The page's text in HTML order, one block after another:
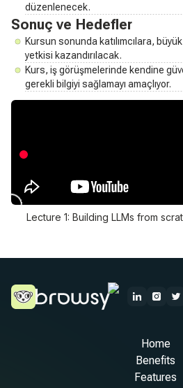
düzenlenecek.
Sonuç ve Hedefler
Kursun sonunda katılımcılara,
yetkisi kazandırılacak.
Kurs, iş görüşmelerinde kendine
gerekli bilgiyi sağlamayı amaçlıyor.
Lecture 1: Building LLMs from
Home
Benefits
Features